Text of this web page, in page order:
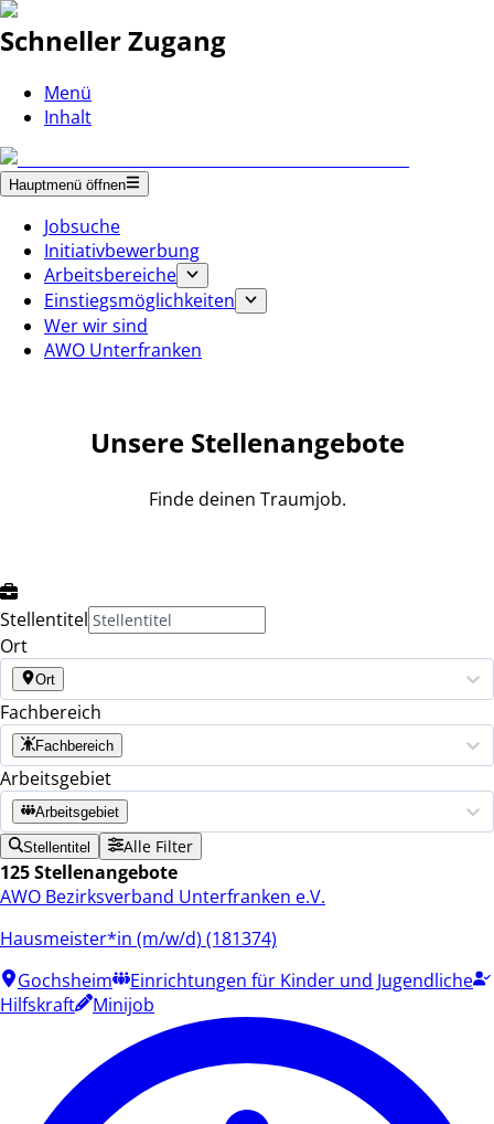
Schneller Zugang
Menü
Inhalt
Hauptmenü öffnen
Jobsuche
Initiativbewerbung
Arbeitsbereiche
Einstiegsmöglichkeiten
Wer wir sind
AWO Unterfranken
Unsere Stellenangebote
Finde deinen Traumjob.
Stellentitel
Ort
Ort
Fachbereich
Fachbereich
Arbeitsgebiet
Arbeitsgebiet
Stellentitel Alle Filter
125 Stellenangebote
AWO Bezirksverband Unterfranken e.V.
Hausmeister*in (m/w/d) (181374)
Gochsheim
Einrichtungen für Kinder und Jugendliche
Hilfskraft
Minijob